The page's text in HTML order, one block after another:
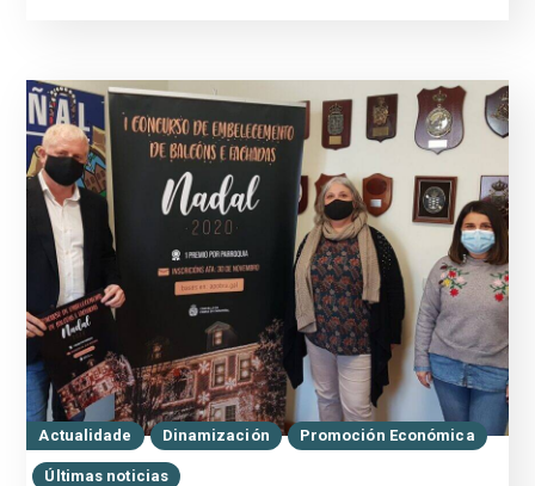
Actualidade Dinamización Promoción Económica
Últimas noticias